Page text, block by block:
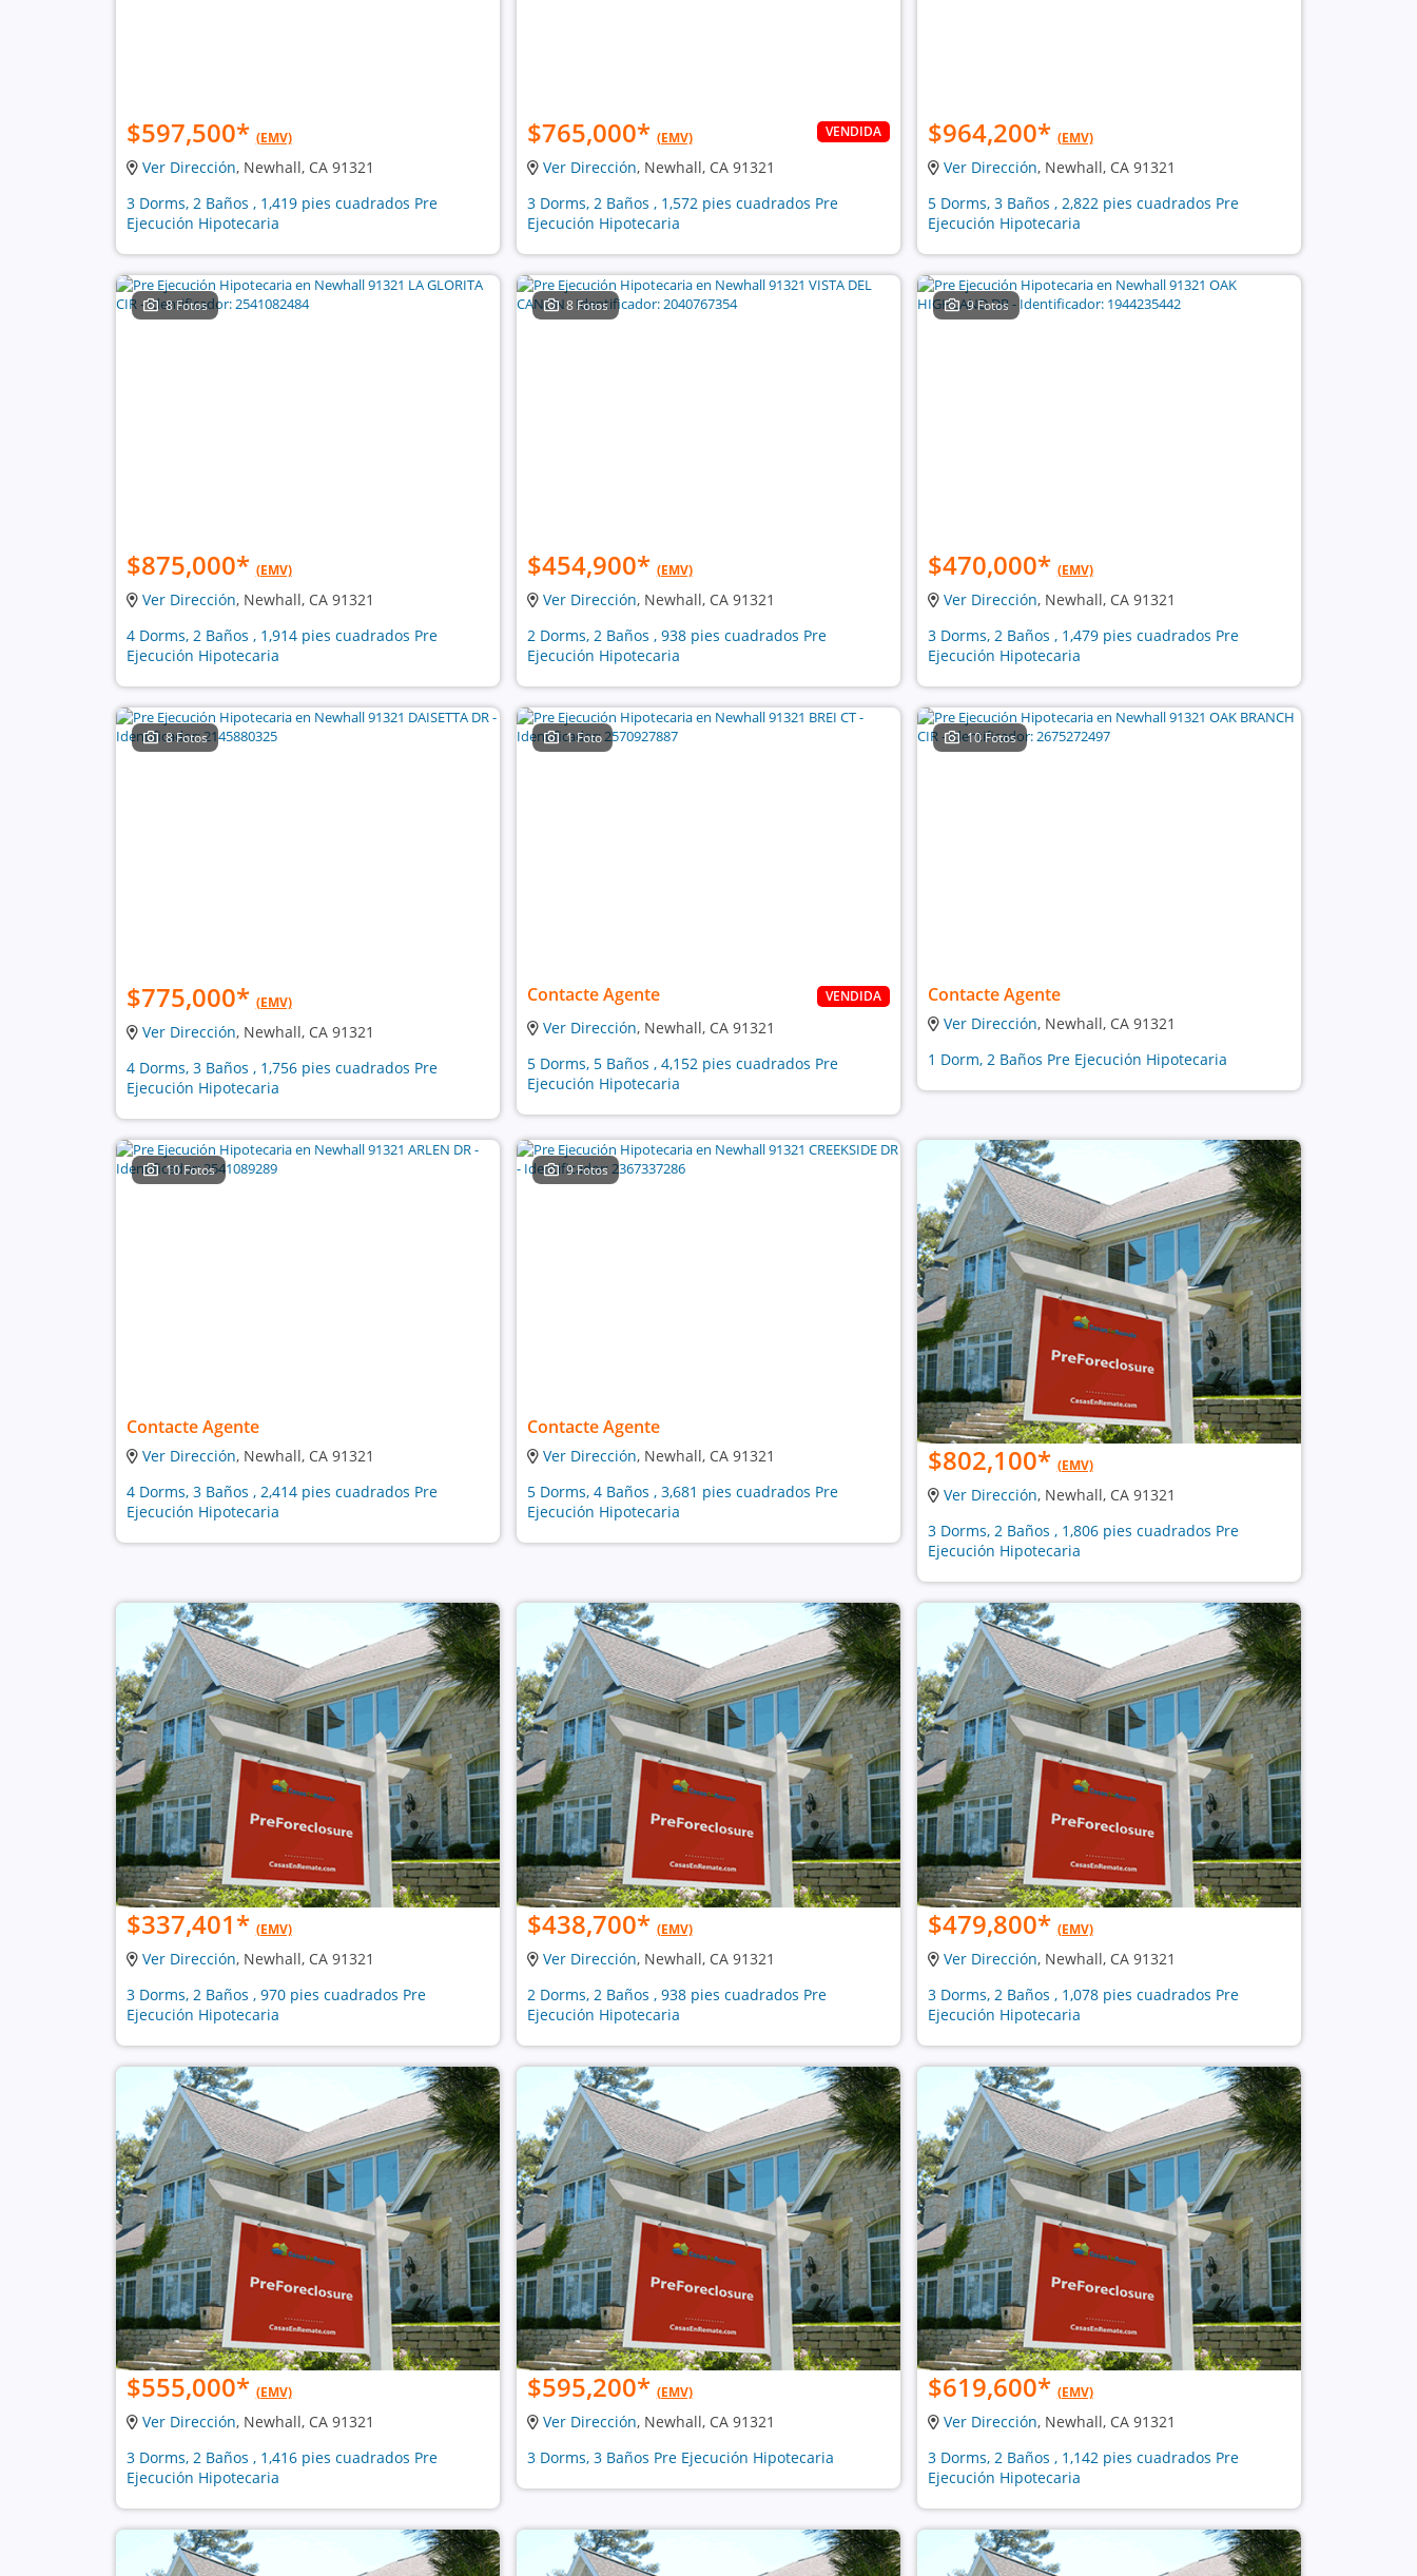
$597,500* (EMV)
Ver Dirección, Newhall, CA 91321
3 Dorms, 2 Baños , 1,419 pies cuadrados Pre
Ejecución Hipotecaria
$765,000* (EMV) VENDIDA
Ver Dirección, Newhall, CA 91321
3 Dorms, 2 Baños , 1,572 pies cuadrados Pre
Ejecución Hipotecaria
$964,200* (EMV)
Ver Dirección, Newhall, CA 91321
5 Dorms, 3 Baños , 2,822 pies cuadrados Pre
Ejecución Hipotecaria
8 Fotos
$875,000* (EMV)
Ver Dirección, Newhall, CA 91321
4 Dorms, 2 Baños , 1,914 pies cuadrados Pre
Ejecución Hipotecaria
8 Fotos
$454,900* (EMV)
Ver Dirección, Newhall, CA 91321
2 Dorms, 2 Baños , 938 pies cuadrados Pre
Ejecución Hipotecaria
9 Fotos
$470,000* (EMV)
Ver Dirección, Newhall, CA 91321
3 Dorms, 2 Baños , 1,479 pies cuadrados Pre
Ejecución Hipotecaria
8 Fotos
$775,000* (EMV)
Ver Dirección, Newhall, CA 91321
4 Dorms, 3 Baños , 1,756 pies cuadrados Pre
Ejecución Hipotecaria
1 Foto
Contacte Agente VENDIDA
Ver Dirección, Newhall, CA 91321
5 Dorms, 5 Baños , 4,152 pies cuadrados Pre
Ejecución Hipotecaria
10 Fotos
Contacte Agente
Ver Dirección, Newhall, CA 91321
1 Dorm, 2 Baños Pre Ejecución Hipotecaria
10 Fotos
Contacte Agente
Ver Dirección, Newhall, CA 91321
4 Dorms, 3 Baños , 2,414 pies cuadrados Pre
Ejecución Hipotecaria
9 Fotos
Contacte Agente
Ver Dirección, Newhall, CA 91321
5 Dorms, 4 Baños , 3,681 pies cuadrados Pre
Ejecución Hipotecaria
$802,100* (EMV)
Ver Dirección, Newhall, CA 91321
3 Dorms, 2 Baños , 1,806 pies cuadrados Pre
Ejecución Hipotecaria
$337,401* (EMV)
Ver Dirección, Newhall, CA 91321
3 Dorms, 2 Baños , 970 pies cuadrados Pre
Ejecución Hipotecaria
$438,700* (EMV)
Ver Dirección, Newhall, CA 91321
2 Dorms, 2 Baños , 938 pies cuadrados Pre
Ejecución Hipotecaria
$479,800* (EMV)
Ver Dirección, Newhall, CA 91321
3 Dorms, 2 Baños , 1,078 pies cuadrados Pre
Ejecución Hipotecaria
$555,000* (EMV)
Ver Dirección, Newhall, CA 91321
3 Dorms, 2 Baños , 1,416 pies cuadrados Pre
Ejecución Hipotecaria
$595,200* (EMV)
Ver Dirección, Newhall, CA 91321
3 Dorms, 3 Baños Pre Ejecución Hipotecaria
$619,600* (EMV)
Ver Dirección, Newhall, CA 91321
3 Dorms, 2 Baños , 1,142 pies cuadrados Pre
Ejecución Hipotecaria